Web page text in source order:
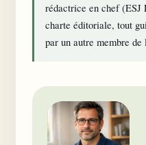
rédactrice en chef
charte éditoriale, tout
par un autre membre